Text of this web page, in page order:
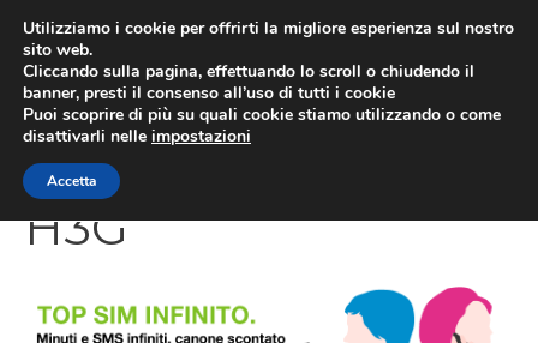
contenuto
H3G
Utilizziamo i cookie per offrirti la migliore esperienza sul nostro
sito web.
Cliccando sulla pagina, effettuando lo scroll o chiudendo il
banner, presti il consenso all’uso di tutti i cookie
Puoi scoprire di più su quali cookie stiamo utilizzando o come
disattivarli nelle impostazioni
Accetta